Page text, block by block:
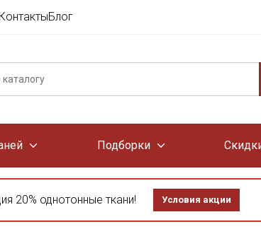
КонтактыБлог
Подборки
20% однотонные ткани! Условия акции